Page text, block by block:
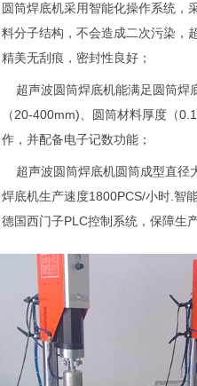
圆筒焊底机采用智能化操作系统，
料分子结构，不会造成二次污染，
精美无刮痕，密封性良好；
超声波圆筒焊底机能满足圆筒
（20-400mm)、圆筒材料厚度（
作，并配备电子记数功能；
超声波圆筒焊底机圆筒成型直径
焊底机生产速度1800PCS/小时.智
德国西门子PLC控制系统，保障生